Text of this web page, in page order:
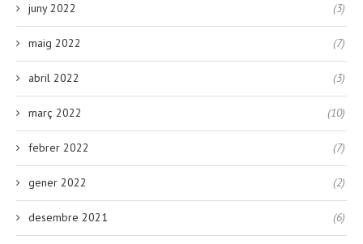
juny 2022 (3)
maig 2022 (7)
abril 2022 (3)
març 2022 (10)
febrer 2022 (7)
gener 2022 (2)
desembre 2021 (6)